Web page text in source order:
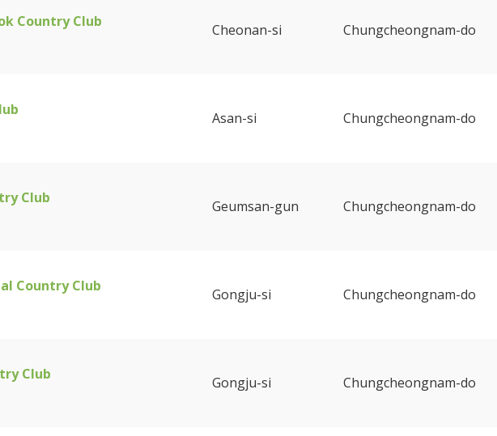
Country Club
Cheonan-si Chungcheongnam-do
Asan-si Chungcheongnam-do
Club
Geumsan-gun Chungcheongnam-do
Country Club
Gongju-si Chungcheongnam-do
Club
Gongju-si Chungcheongnam-do